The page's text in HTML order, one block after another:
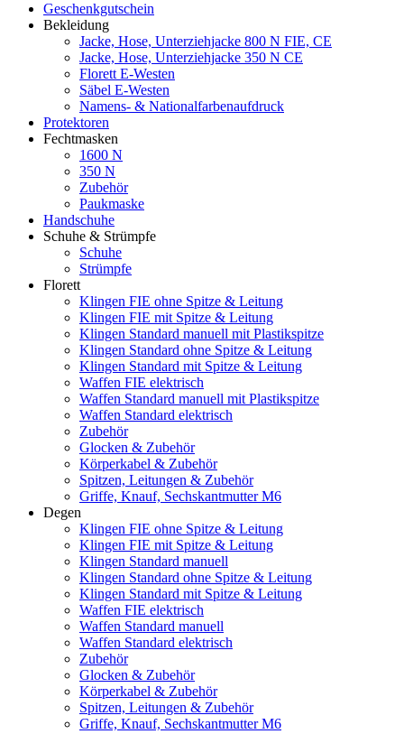
Geschenkgutschein
Bekleidung
Jacke, Hose, Unterziehjacke 800 N FIE, CE
Jacke, Hose, Unterziehjacke 350 N CE
Florett E-Westen
Säbel E-Westen
Namens- & Nationalfarbenaufdruck
Protektoren
Fechtmasken
1600 N
350 N
Zubehör
Paukmaske
Handschuhe
Schuhe & Strümpfe
Schuhe
Strümpfe
Florett
Klingen FIE ohne Spitze & Leitung
Klingen FIE mit Spitze & Leitung
Klingen Standard manuell mit Plastikspitze
Klingen Standard ohne Spitze & Leitung
Klingen Standard mit Spitze & Leitung
Waffen FIE elektrisch
Waffen Standard manuell mit Plastikspitze
Waffen Standard elektrisch
Zubehör
Glocken & Zubehör
Körperkabel & Zubehör
Spitzen, Leitungen & Zubehör
Griffe, Knauf, Sechskantmutter M6
Degen
Klingen FIE ohne Spitze & Leitung
Klingen FIE mit Spitze & Leitung
Klingen Standard manuell
Klingen Standard ohne Spitze & Leitung
Klingen Standard mit Spitze & Leitung
Waffen FIE elektrisch
Waffen Standard manuell
Waffen Standard elektrisch
Zubehör
Glocken & Zubehör
Körperkabel & Zubehör
Spitzen, Leitungen & Zubehör
Griffe, Knauf, Sechskantmutter M6